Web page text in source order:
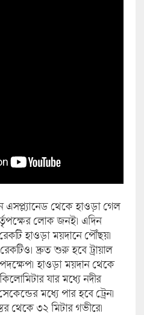
এসপ্ল্যানেড থেকে হাওড়া গেল
লোক জনই। এদিন
হাওড়া ময়দানে পৌঁছয়।
দ্রুত শুরু হবে ট্রায়াল
হাওড়া ময়দান থেকে
যার মধ্যে নদীর
মধ্যে পার হবে ট্রেন।
থেকে ৩২ মিটার গভীরে।